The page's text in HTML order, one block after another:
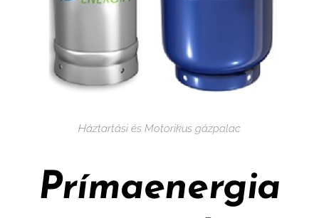
Háztartási és Motorikus gázpalac
Prímaenergia